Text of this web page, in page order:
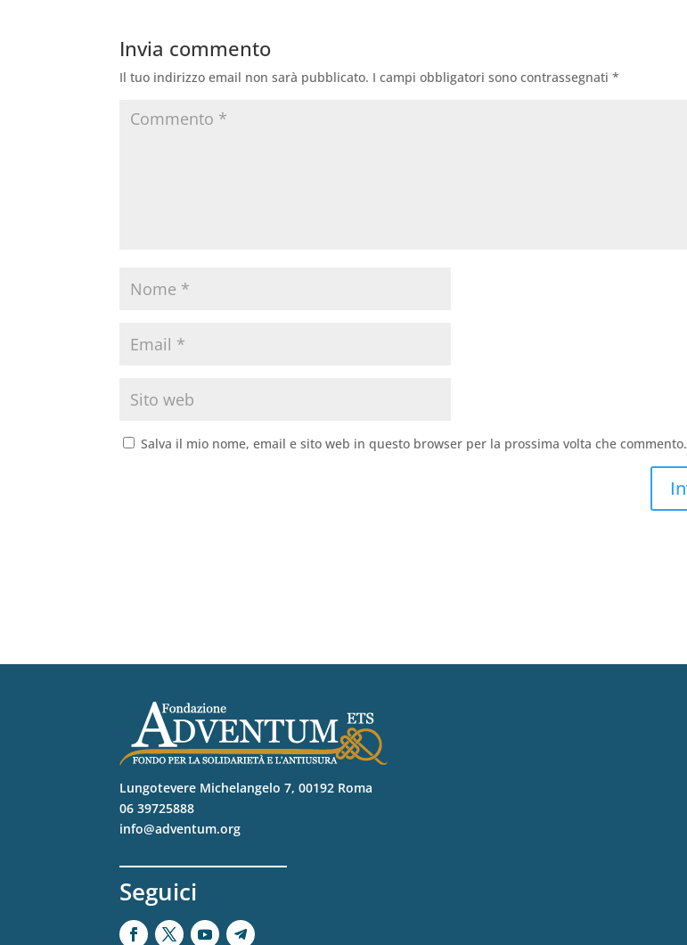
Invia commento
Il tuo indirizzo email non sarà pubblicato. I campi obbligatori sono contrassegnati*
Salva il mio nome, email e sito web in questo browser per la prossima volta che commento.
Lungotevere Michelangelo 7, 00192 Roma
06 39725888
info@adventum.org
Seguici